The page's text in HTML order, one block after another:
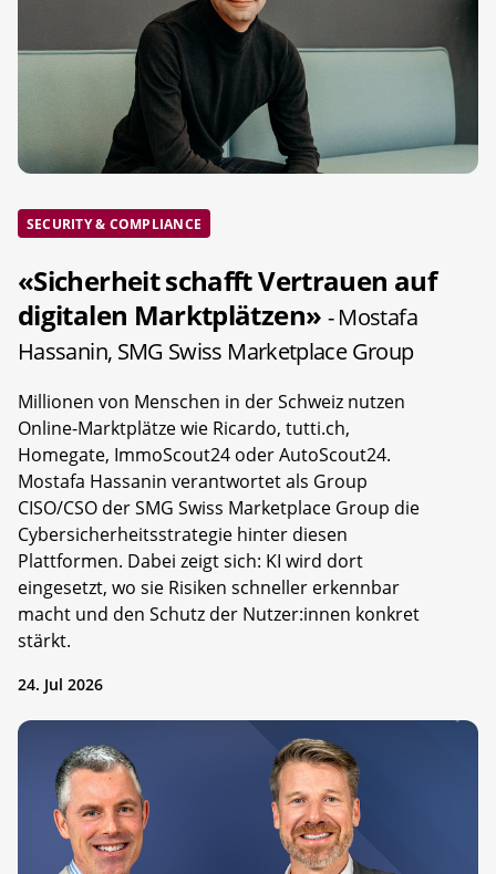
SECURITY & COMPLIANCE
«Sicherheit schafft Vertrauen auf
digitalen Marktplätzen» - Mostafa
Hassanin, SMG Swiss Marketplace Group
Millionen von Menschen in der Schweiz nutzen
Online-Marktplätze wie Ricardo, tutti.ch,
Homegate, ImmoScout24 oder AutoScout24.
Mostafa Hassanin verantwortet als Group
CISO/CSO der SMG Swiss Marketplace Group die
Cybersicherheitsstrategie hinter diesen
Plattformen. Dabei zeigt sich: KI wird dort
eingesetzt, wo sie Risiken schneller erkennbar
macht und den Schutz der Nutzer:innen konkret
stärkt.
24. Jul 2026